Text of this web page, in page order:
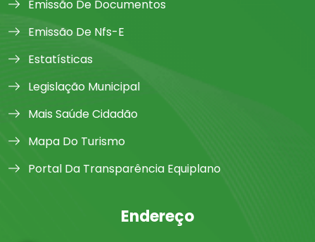
Emissão De Documentos
Emissão De Nfs-E
Estatísticas
Legislação Municipal
Mais Saúde Cidadão
Mapa Do Turismo
Portal Da Transparência Equiplano
Endereço